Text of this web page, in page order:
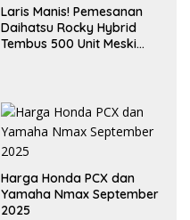
Laris Manis! Pemesanan
Daihatsu Rocky Hybrid
Tembus 500 Unit Meski
Harga Honda PCX dan
Yamaha Nmax September
2025